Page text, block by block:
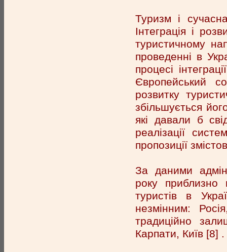
Туризм і
Інтеграція і
туристичному
проведенні в
процесі
Європейський
розвитку
збільшується
які давали б
реалізації
пропозиції
За даними
року приблизно
туристів в
незмінним:
традиційно
Карпати, Київ [8] .